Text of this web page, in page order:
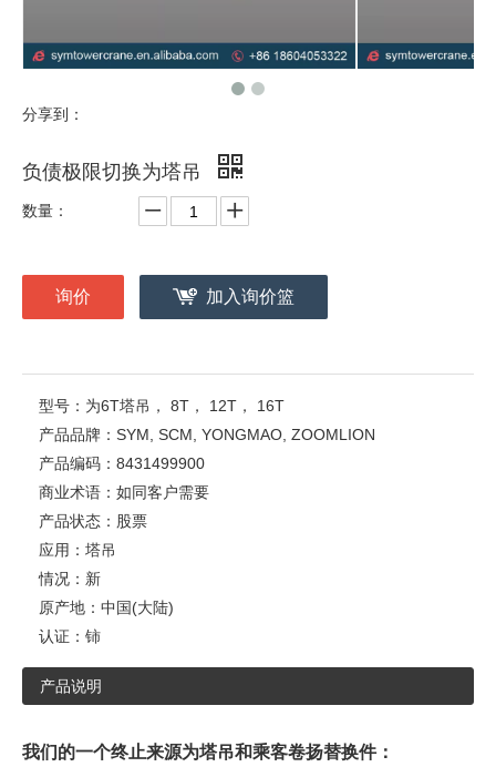
分享到：
负债极限切换为塔吊
数量：
询价 加入询价篮
型号： 为6T塔吊， 8T， 12T， 16T
产品品牌： SYM, SCM, YONGMAO, ZOOMLION
产品编码： 8431499900
商业术语： 如同客户需要
产品状态： 股票
应用： 塔吊
情况： 新
原产地： 中国(大陆)
认证： 铈
产品说明
我们的一个终止来源为塔吊和乘客卷扬替换件：